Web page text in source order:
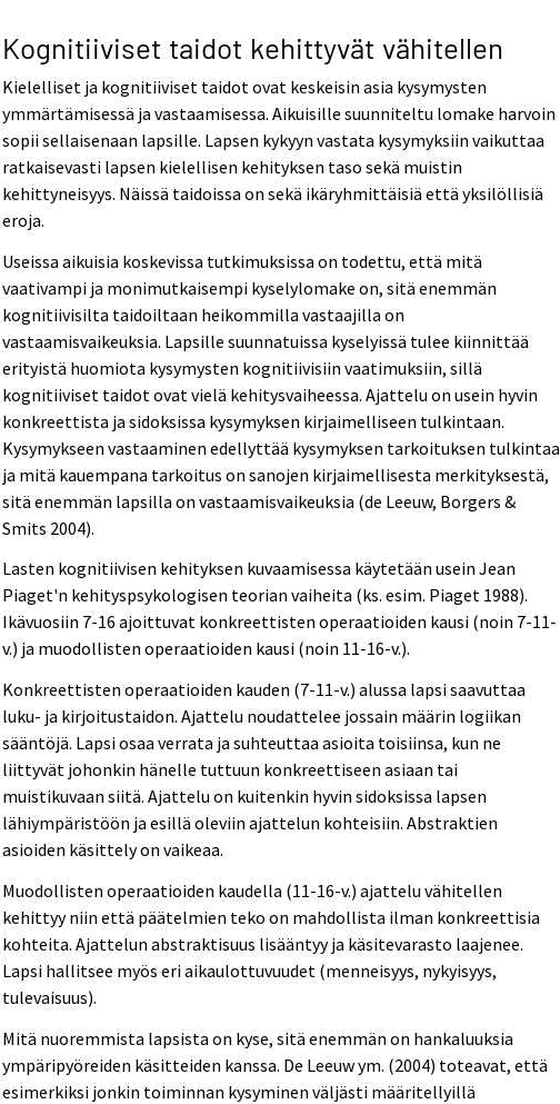
Kognitiiviset taidot kehittyvät vähitellen
Kielelliset ja kognitiiviset taidot ovat keskeisin asia kysymysten
ymmärtämisessä ja vastaamisessa. Aikuisille suunniteltu lomake harvoin
sopii sellaisenaan lapsille. Lapsen kykyyn vastata kysymyksiin vaikuttaa
ratkaisevasti lapsen kielellisen kehityksen taso sekä muistin
kehittyneisyys. Näissä taidoissa on sekä ikäryhmittäisiä että yksilöllisiä
eroja.
Useissa aikuisia koskevissa tutkimuksissa on todettu, että mitä
vaativampi ja monimutkaisempi kyselylomake on, sitä enemmän
kognitiivisilta taidoiltaan heikommilla vastaajilla on
vastaamisvaikeuksia. Lapsille suunnatuissa kyselyissä tulee kiinnittää
erityistä huomiota kysymysten kognitiivisiin vaatimuksiin, sillä
kognitiiviset taidot ovat vielä kehitysvaiheessa. Ajattelu on usein hyvin
konkreettista ja sidoksissa kysymyksen kirjaimelliseen tulkintaan.
Kysymykseen vastaaminen edellyttää kysymyksen tarkoituksen tulkintaa
ja mitä kauempana tarkoitus on sanojen kirjaimellisesta merkityksestä,
sitä enemmän lapsilla on vastaamisvaikeuksia (de Leeuw, Borgers &
Smits 2004).
Lasten kognitiivisen kehityksen kuvaamisessa käytetään usein Jean
Piaget'n kehityspsykologisen teorian vaiheita (ks. esim. Piaget 1988).
Ikävuosiin 7-16 ajoittuvat konkreettisten operaatioiden kausi (noin 7-11-
v.) ja muodollisten operaatioiden kausi (noin 11-16-v.).
Konkreettisten operaatioiden kauden (7-11-v.) alussa lapsi saavuttaa
luku- ja kirjoitustaidon. Ajattelu noudattelee jossain määrin logiikan
sääntöjä. Lapsi osaa verrata ja suhteuttaa asioita toisiinsa, kun ne
liittyvät johonkin hänelle tuttuun konkreettiseen asiaan tai
muistikuvaan siitä. Ajattelu on kuitenkin hyvin sidoksissa lapsen
lähiympäristöön ja esillä oleviin ajattelun kohteisiin. Abstraktien
asioiden käsittely on vaikeaa.
Muodollisten operaatioiden kaudella (11-16-v.) ajattelu vähitellen
kehittyy niin että päätelmien teko on mahdollista ilman konkreettisia
kohteita. Ajattelun abstraktisuus lisääntyy ja käsitevarasto laajenee.
Lapsi hallitsee myös eri aikaulottuvuudet (menneisyys, nykyisyys,
tulevaisuus).
Mitä nuoremmista lapsista on kyse, sitä enemmän on hankaluuksia
ympäripyöreiden käsitteiden kanssa. De Leeuw ym. (2004) toteavat, että
esimerkiksi jonkin toiminnan kysyminen väljästi määritellyillä